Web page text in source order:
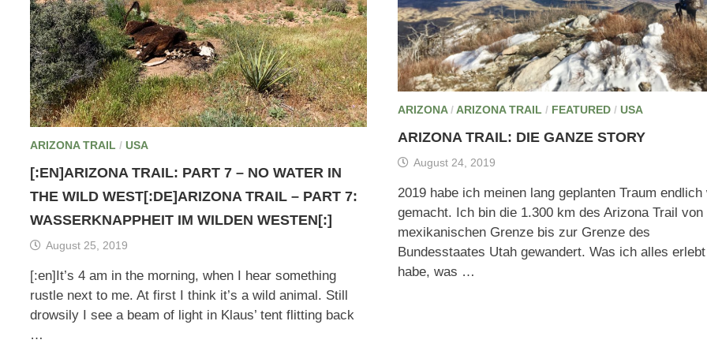
ARIZONA TRAIL /USA
[:EN]ARIZONA TRAIL: PART 7 – NO WATER IN
THE WILD WEST[:DE]ARIZONA TRAIL – PART 7:
WASSERKNAPPHEIT IM WILDEN WESTEN[:]
August 25, 2019
[:en]It’s 4 am in the morning, when I hear something
rustle next to me. At first I think it’s a wild animal. Still
drowsily I see a beam of light in Klaus’ tent flitting back
…
ARIZONA/ARIZONA TRAIL / FEATURED/ USA
ARIZONA TRAIL: DIE GANZE STORY
August 24, 2019
2019 habe ich meinen lang geplanten Traum endlich
gemacht. Ich bin die 1.300 km des Arizona Trail von
mexikanischen Grenze bis zur Grenze des
Bundesstaates Utah gewandert. Was ich alles erlebt
habe, was …